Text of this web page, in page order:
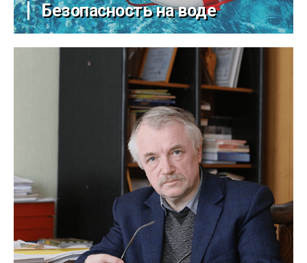
Безопасность на воде